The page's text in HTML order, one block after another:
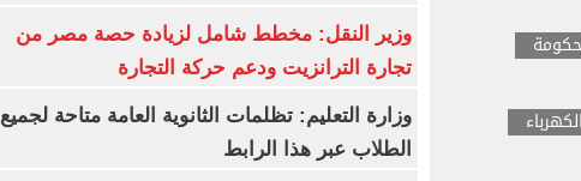
وزير النقل: مخطط شامل لزيادة حصة مصر من
تجارة الترانزيت ودعم حركة التجارة
وزارة التعليم: تظلمات الثانوية العامة متاحة لجميع
الطلاب عبر هذا الرابط